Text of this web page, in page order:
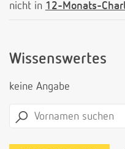
nicht in 12-Monats-
Wissenswertes
keine Angabe